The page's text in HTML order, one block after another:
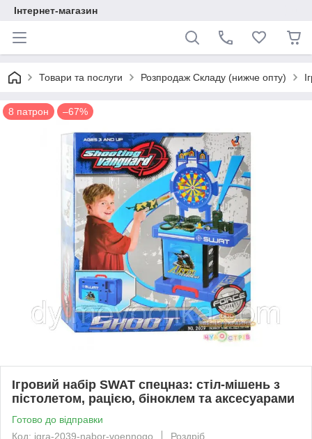
Інтернет-магазин
Товари та послуги Розпродаж Складу (нижче опту)
8 патрон –67%
Ігровий набір SWAT спецназ: стіл-мішень з
пістолетом, рацією, біноклем та аксесуарами
Готово до відправки
Код: igra-2039-nabor-voennogo
Роздріб